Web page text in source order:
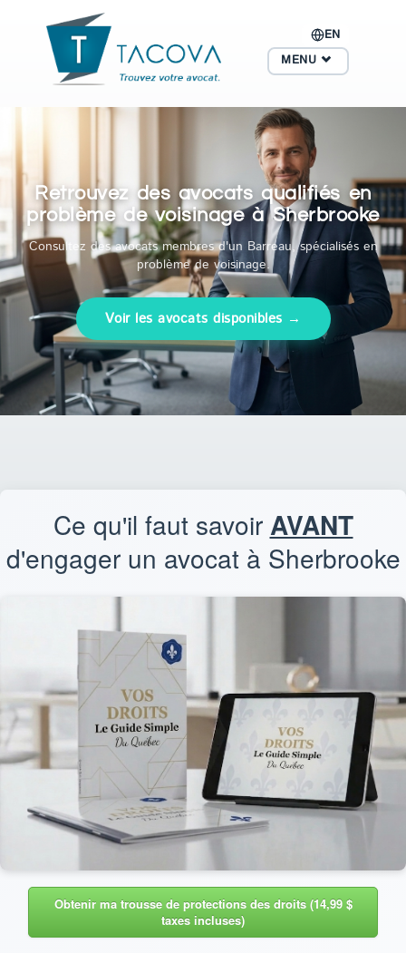
EN
MENU
Retrouvez des avocats qualifiés en
problème de voisinage à Sherbrooke
Consultez des avocats membres d'un Barreau, spécialisés en
problème de voisinage.
Voir les avocats disponibles →
Ce qu'il faut savoir AVANT
d'engager un avocat à Sherbrooke
Obtenir ma trousse de protections des droits (14,99 $
taxes incluses)